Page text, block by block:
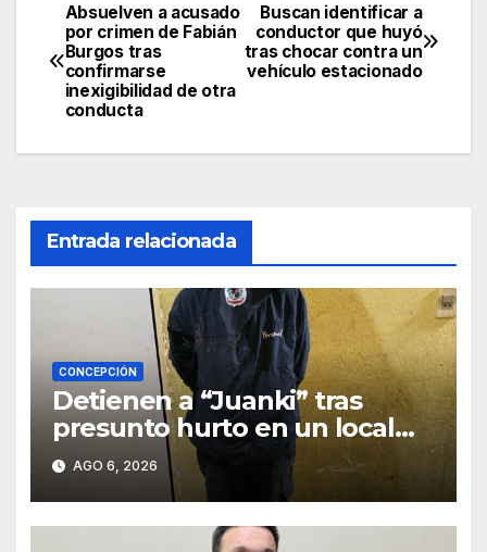
Navegación
de
entradas
Buscan identificar a
conductor que huyó
tras chocar contra un
vehículo estacionado
Absuelven a acusado
por crimen de Fabián
Burgos tras
confirmarse
inexigibilidad de otra
conducta
Entrada relacionada
CONCEPCIÓN
Detienen a “Juanki” tras
presunto hurto en un local
comercial
AGO 6, 2026